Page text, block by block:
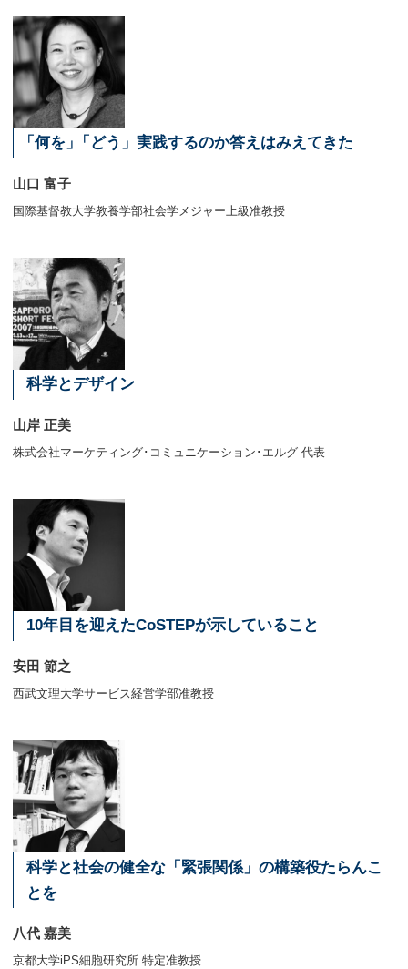
「 何を 」 「どう」実践するのか答えはみえてきた
山口 富子
国際基督教大学教養学部社会学メジャー上級准教授
科学とデザイン
山岸 正美
株式会社マーケティング･コミュニケーション･エルグ 代表
10年目を迎えたCoSTEPが示していること
安田 節之
西武文理大学サービス経営学部准教授
科学と社会の健全な「緊張関係」の構築役たらんこ
とを
八代 嘉美
京都大学iPS細胞研究所 特定准教授